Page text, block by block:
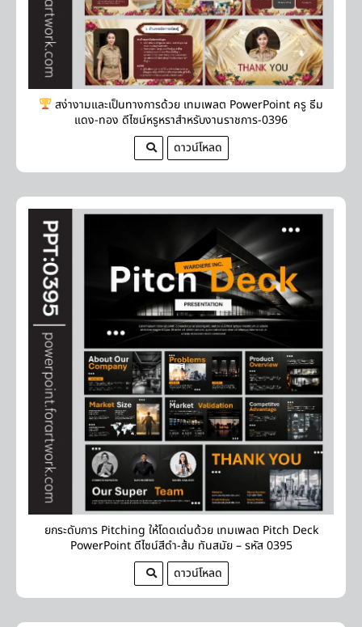
สง่างามและเป็นทางการด้วย เทมเพลต PowerPoint ครู ธีม
แดง-ทอง ดีไซน์หรูหราสำหรับงานราชการ-0396
ดาวน์โหลด
ยกระดับการ Pitching ให้โดดเด่นด้วย เทมเพลต Pitch Deck
PowerPoint ดีไซน์สีดำ-ส้ม ทันสมัย – รหัส 0395
ดาวน์โหลด